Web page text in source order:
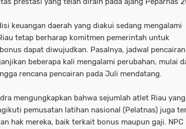
keuangan daerah yang diakui sedang mengalami
tetap berharap komitmen pemerintah untuk
dapat diwujudkan. Pasalnya, jadwal
beberapa kali mengalami perubahan, mulai
rencana pencairan pada Juli mendatang.
mengungkapkan bahwa sejumlah atlet Riau
pemusatan latihan nasional (Pelatnas) juga
hak mereka, baik terkait bonus maupun gaji. NPC